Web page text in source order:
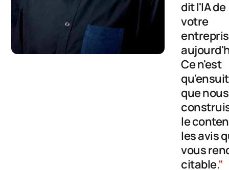
dit l'IA de
votre
Ce n'est
que nous
le
les avis
vous
citable.”